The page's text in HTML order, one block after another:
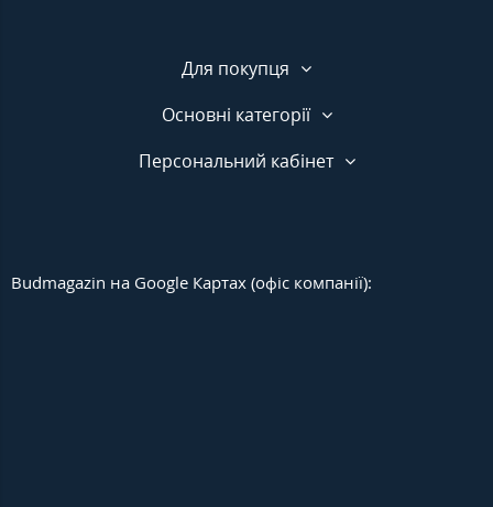
Для покупця
Основні категорії
Персональний кабінет
Budmagazin на Google Картах (офіс компанії):